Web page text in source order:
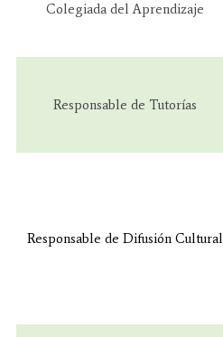
Colegiada del Aprendizaje
Responsable de Tutorías
Responsable de Difusión Cultural